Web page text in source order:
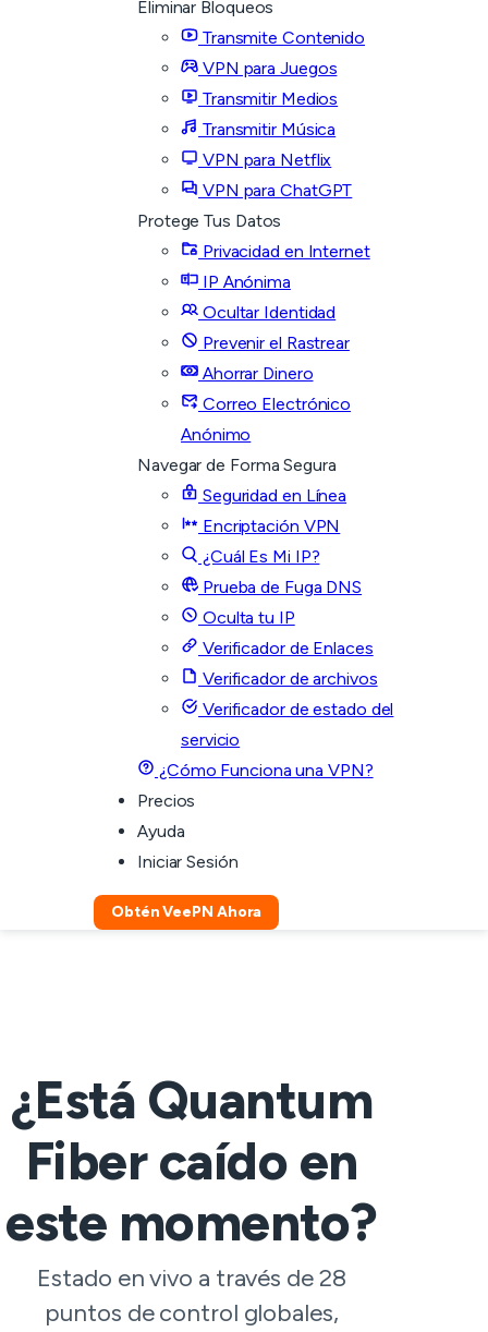
Eliminar Bloqueos
Transmite Contenido
VPN para Juegos
Transmitir Medios
Transmitir Música
VPN para Netflix
VPN para ChatGPT
Protege Tus Datos
Privacidad en Internet
IP Anónima
Ocultar Identidad
Prevenir el Rastrear
Ahorrar Dinero
Correo Electrónico
Anónimo
Navegar de Forma Segura
Seguridad en Línea
Encriptación VPN
¿Cuál Es Mi IP?
Prueba de Fuga DNS
Oculta tu IP
Verificador de Enlaces
Verificador de archivos
Verificador de estado del
servicio
¿Cómo Funciona una VPN?
Precios
Ayuda
Iniciar Sesión
Obtén VeePN Ahora
¿Está Quantum
Fiber caído en
este momento?
Estado en vivo a través de 28
puntos de control globales,